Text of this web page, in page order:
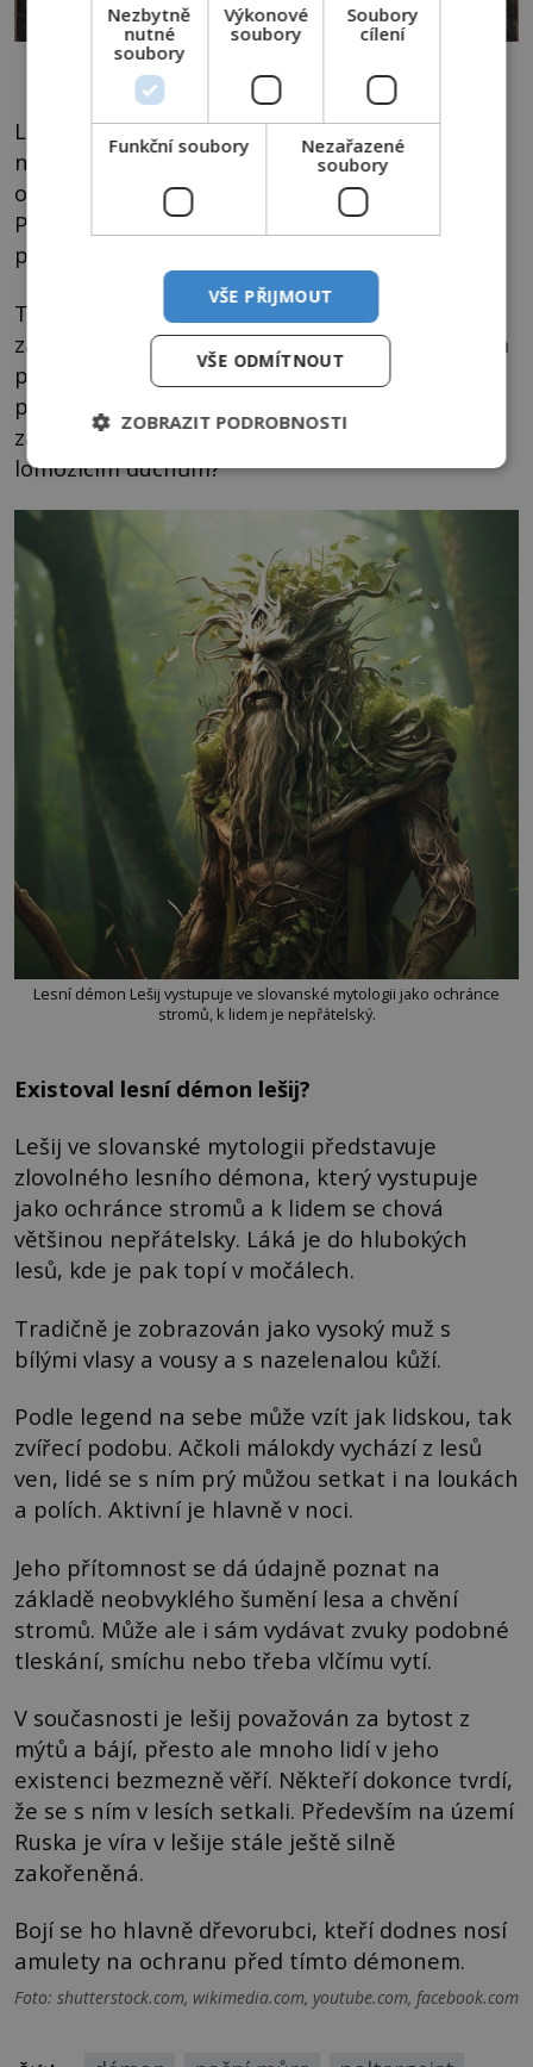
Pokud se v domě usídlila Kikimora, bylo velmi těžké dostat jí pryč.
Lidé například měli noční můry o tom, že jim
někdo sedí na hrudníku a škrtí je. Kikimora
o sobě prý dávala vědět i rozbíjením věcí.
Předměty měly samy létat vzduchem nebo
padat z polic na zem.
Tento projev působení démona zaujal
záhadology, kteří v něm vidí paralely s řáděním
poltergeistů v dnešní době. Popisovali naši
předci už před mnoha stovkami let stejné
záhadné události, které dnes připisujeme
lomozícím duchům?
Lesní démon Lešij vystupuje ve slovanské mytologii jako ochránce
stromů, k lidem je nepřátelský.
Existoval lesní démon lešij?
Lešij ve slovanské mytologii představuje
zlovolného lesního démona, který vystupuje
jako ochránce stromů a k lidem se chová
většinou nepřátelsky. Láká je do hlubokých
lesů, kde je pak topí v močálech.
Tradičně je zobrazován jako vysoký muž s
bílými vlasy a vousy a s nazelenalou kůží.
Podle legend na sebe může vzít jak lidskou, tak
zvířecí podobu. Ačkoli málokdy vychází z lesů
ven, lidé se s ním prý můžou setkat i na loukách
a polích. Aktivní je hlavně v noci.
Jeho přítomnost se dá údajně poznat na
základě neobvyklého šumění lesa a chvění
stromů. Může ale i sám vydávat zvuky podobné
tleskání, smíchu nebo třeba vlčímu vytí.
V současnosti je lešij považován za bytost z
mýtů a bájí, přesto ale mnoho lidí v jeho
existenci bezmezně věří. Někteří dokonce tvrdí,
že se s ním v lesích setkali. Především na území
Ruska je víra v lešije stále ještě silně
zakořeněná.
Bojí se ho hlavně dřevorubci, kteří dodnes nosí
amulety na ochranu před tímto démonem.
Foto: shutterstock.com, wikimedia.com, youtube.com, facebook.com
Nezbytně
nutné
soubory
Výkonové
soubory
Soubory
cílení
Funkční soubory
Nezařazené
soubory
VŠE PŘIJMOUT
VŠE ODMÍTNOUT
ZOBRAZIT PODROBNOSTI